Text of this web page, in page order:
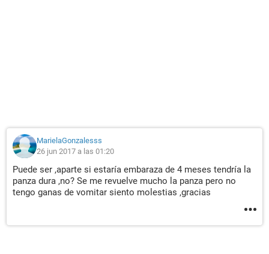
MarielaGonzalesss
26 jun 2017 a las 01:20
Puede ser ,aparte si estaría embaraza de 4 meses tendría la
panza dura ,no? Se me revuelve mucho la panza pero no
tengo ganas de vomitar siento molestias ,gracias